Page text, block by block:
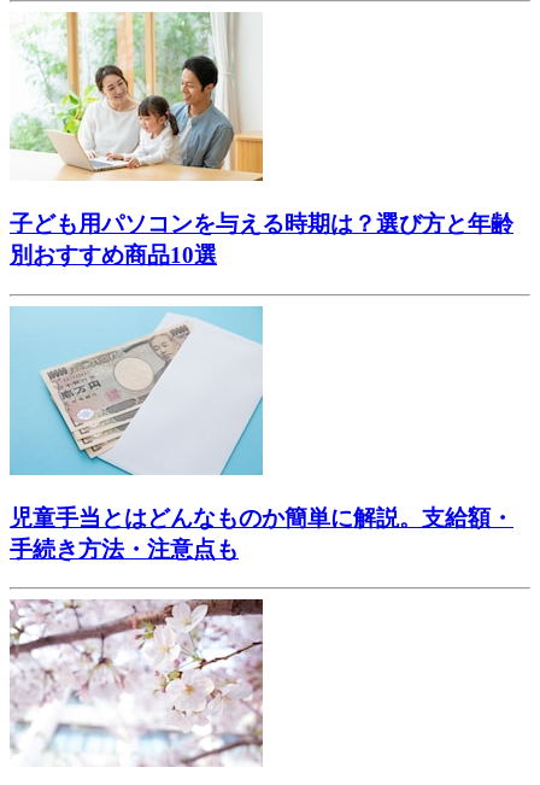
子ども用パソコンを与える時期は？選び方と年齢
別おすすめ商品10選
児童手当とはどんなものか簡単に解説。支給額・
手続き方法・注意点も